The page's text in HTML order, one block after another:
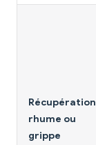
Récupération
rhume ou
grippe